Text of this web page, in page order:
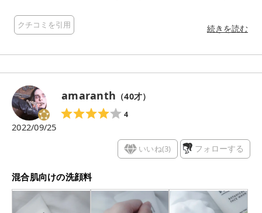
きめ細やかなもっっちりとした泡ができました✨ 肌に塗布する
ともっちりとした泡の感触がとても気持ち良いいです。 しっか
で、肌を擦らずにやさしく洗えました🤍 洗い上がりもつっぱっ
かでフレッシュなティーツリーとペアーの香り」とのことで
す。 香りのするものが大好きなので、癒されながら洗顔するこ
とができました。 BOTANISTの製品はどれも良い香りがして、
それぞれ違う香りなのですが、どれもどストライクで、お気に
入りです✨ 香りがするものが好きな方、さっぱりとした洗い上
クチコミを引用 続きを読む
amaranth （40才）
4
2022/09/25
いいね(3) フォローする
混合肌向けの洗顔料